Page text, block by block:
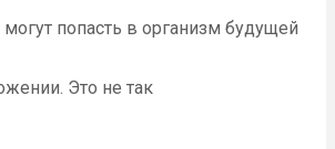
попасть в организм будущей
Это не так